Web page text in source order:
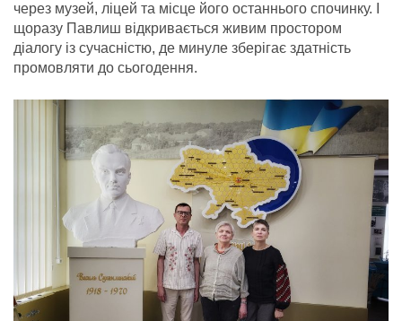
через музей, ліцей та місце його останнього спочинку. І
щоразу Павлиш відкривається живим простором
діалогу із сучасністю, де минуле зберігає здатність
промовляти до сьогодення.